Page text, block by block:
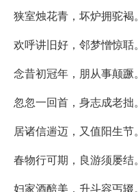
狭室烛花青，坏炉拥驼褐。
欢呼讲旧好，邻梦憎惊聒。
念昔初冠年，朋从事颠蹶。
忽忽一回首，身志成老拙。
居诸信遄迈，又值阳生节。
春物行可期，良游须屡结。
妇家酒醅美，升斗容丐辍。